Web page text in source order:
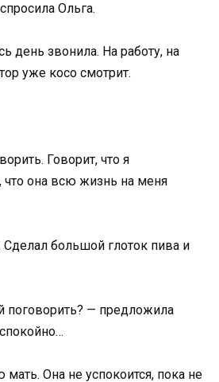
Ольга.
день звонила. На работу, на
уже косо смотрит.
Говорит, что я
что она всю жизнь на меня
Сделал большой глоток пива и
поговорить? — предложила
Она не успокоится, пока не